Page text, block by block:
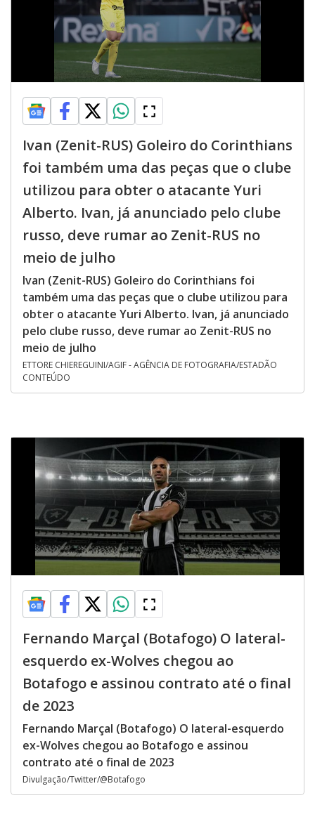
Ivan (Zenit-RUS) Goleiro do Corinthians
foi também uma das peças que o clube
utilizou para obter o atacante Yuri
Alberto. Ivan, já anunciado pelo clube
russo, deve rumar ao Zenit-RUS no
meio de julho
Ivan (Zenit-RUS) Goleiro do Corinthians foi
também uma das peças que o clube utilizou para
obter o atacante Yuri Alberto. Ivan, já anunciado
pelo clube russo, deve rumar ao Zenit-RUS no
meio de julho
ETTORE CHIEREGUINI/AGIF - AGÊNCIA DE FOTOGRAFIA/ESTADÃO
CONTEÚDO
Fernando Marçal (Botafogo) O lateral-
esquerdo ex-Wolves chegou ao
Botafogo e assinou contrato até o final
de 2023
Fernando Marçal (Botafogo) O lateral-esquerdo
ex-Wolves chegou ao Botafogo e assinou
contrato até o final de 2023
Divulgação/Twitter/@Botafogo